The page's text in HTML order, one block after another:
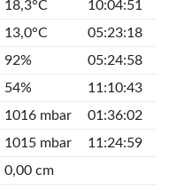
18,3°C
10:04:51
13,0°C
05:23:18
92%
05:24:58
54%
11:10:43
1016 mbar
01:36:02
1015 mbar
11:24:59
0,00 cm